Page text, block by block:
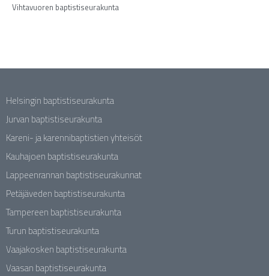
Vihtavuoren baptistiseurakunta
Helsingin baptistiseurakunta
Jurvan baptistiseurakunta
Kareni- ja karennibaptistien yhteisöt
Kauhajoen baptistiseurakunta
Lappeenrannan baptistiseurakunnat
Petäjäveden baptistiseurakunta
Tampereen baptistiseurakunta
Turun baptistiseurakunta
Vaajakosken baptistiseurakunta
Vaasan baptistiseurakunta